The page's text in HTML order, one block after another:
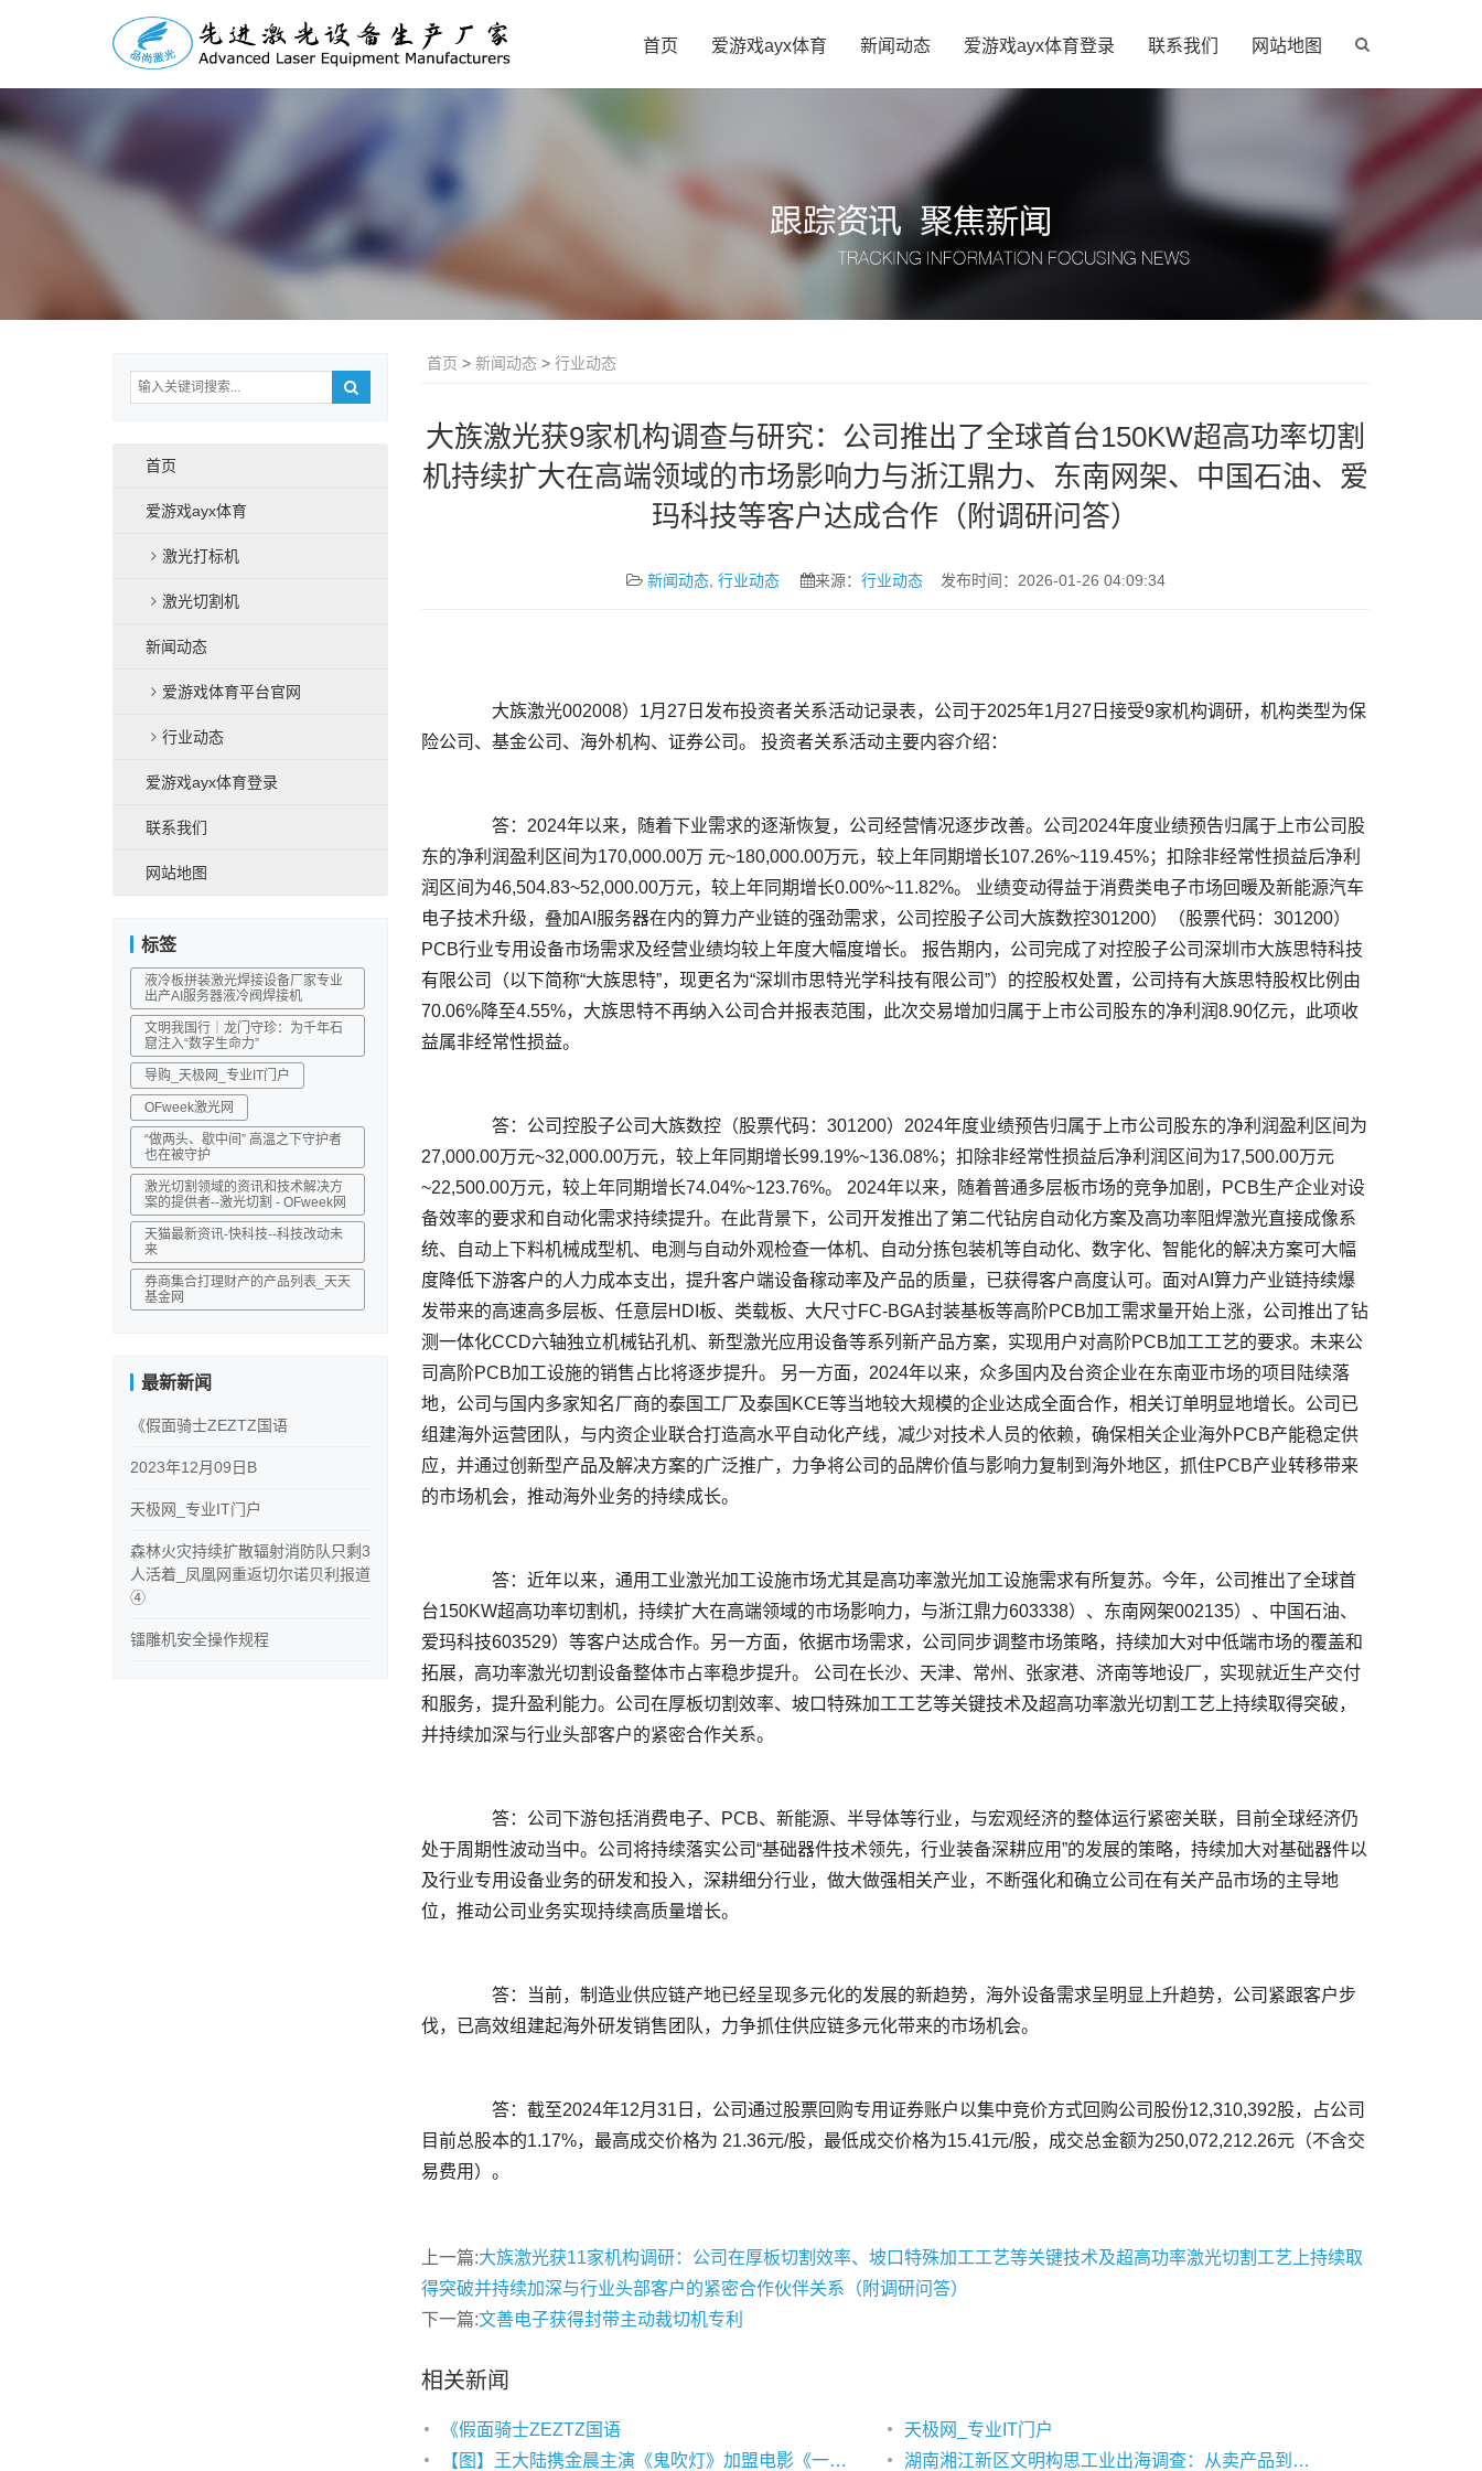
首页 爱游戏ayx体育 新闻动态 爱游戏ayx体育登录 联系我们 网站地图
首页 > 新闻动态 > 行业动态
大族激光获9家机构调查与研究：公司推出了全球首台150KW超高功率切割
机持续扩大在高端领域的市场影响力与浙江鼎力、东南网架、中国石油、爱
玛科技等客户达成合作（附调研问答）
新闻动态, 行业动态 来源： 行业动态发布时间：2026-01-26 04:09:34
东的净利润盈利区间为170,000.00万 元~180,000.00万元，较上年同期增长107.26%~119.45%；扣除非经常性损益后净利
润区间为46,504.83~52,000.00万元，较上年同期增长0.00%~11.82%。 业绩变动得益于消费类电子市场回暖及新能源汽车
电子技术升级，叠加AI服务器在内的算力产业链的强劲需求，公司控股子公司大族数控301200）（股票代码：301200）
PCB行业专用设备市场需求及经营业绩均较上年度大幅度增长。 报告期内，公司完成了对控股子公司深圳市大族思特科技
有限公司（以下简称“大族思特”，现更名为“深圳市思特光学科技有限公司”）的控股权处置，公司持有大族思特股权比例由
70.06%降至4.55%，大族思特不再纳入公司合并报表范围，此次交易增加归属于上市公司股东的净利润8.90亿元，此项收
27,000.00万元~32,000.00万元，较上年同期增长99.19%~136.08%；扣除非经常性损益后净利润区间为17,500.00万元
~22,500.00万元，较上年同期增长74.04%~123.76%。 2024年以来，随着普通多层板市场的竞争加剧，PCB生产企业对设
备效率的要求和自动化需求持续提升。在此背景下，公司开发推出了第二代钻房自动化方案及高功率阻焊激光直接成像系
统、自动上下料机械成型机、电测与自动外观检查一体机、自动分拣包装机等自动化、数字化、智能化的解决方案可大幅
度降低下游客户的人力成本支出，提升客户端设备稼动率及产品的质量，已获得客户高度认可。面对AI算力产业链持续爆
发带来的高速高多层板、任意层HDI板、类载板、大尺寸FC-BGA封装基板等高阶PCB加工需求量开始上涨，公司推出了钻
测一体化CCD六轴独立机械钻孔机、新型激光应用设备等系列新产品方案，实现用户对高阶PCB加工工艺的要求。未来公
司高阶PCB加工设施的销售占比将逐步提升。 另一方面，2024年以来，众多国内及台资企业在东南亚市场的项目陆续落
地，公司与国内多家知名厂商的泰国工厂及泰国KCE等当地较大规模的企业达成全面合作，相关订单明显地增长。公司已
组建海外运营团队，与内资企业联合打造高水平自动化产线，减少对技术人员的依赖，确保相关企业海外PCB产能稳定供
应，并通过创新型产品及解决方案的广泛推广，力争将公司的品牌价值与影响力复制到海外地区，抓住PCB产业转移带来
台150KW超高功率切割机，持续扩大在高端领域的市场影响力，与浙江鼎力603338）、东南网架002135）、中国石油、
爱玛科技603529）等客户达成合作。另一方面，依据市场需求，公司同步调整市场策略，持续加大对中低端市场的覆盖和
拓展，高功率激光切割设备整体市占率稳步提升。 公司在长沙、天津、常州、张家港、济南等地设厂，实现就近生产交付
和服务，提升盈利能力。公司在厚板切割效率、坡口特殊加工工艺等关键技术及超高功率激光切割工艺上持续取得突破，
处于周期性波动当中。公司将持续落实公司“基础器件技术领先，行业装备深耕应用”的发展的策略，持续加大对基础器件以
及行业专用设备业务的研发和投入，深耕细分行业，做大做强相关产业，不断强化和确立公司在有关产品市场的主导地
目前总股本的1.17%，最高成交价格为 21.36元/股，最低成交价格为15.41元/股，成交总金额为250,072,212.26元（不含交
上一篇:大族激光获11家机构调研：公司在厚板切割效率、坡口特殊加工工艺等关键技术及超高功率激光切割工艺上持续取
得突破并持续加深与行业头部客户的紧密合作伙伴关系（附调研问答）
下一篇:文善电子获得封带主动裁切机专利
相关新闻
《假面骑士ZEZTZ国语
天极网_专业IT门户
【图】王大陆携金晨主演《鬼吹灯》加盟电影《一万公里》热血追梦
湖南湘江新区文明构思工业出海调查：从卖产品到输出构思出产力
首页
爱游戏ayx体育
激光打标机
激光切割机
新闻动态
爱游戏体育平台官网
行业动态
爱游戏ayx体育登录
联系我们
网站地图
标签
液冷板拼装激光焊接设备厂家专业
出产AI服务器液冷阀焊接机
文明我国行｜龙门守珍：为千年石
窟注入“数字生命力”
导购_天极网_专业IT门户
OFweek激光网
“做两头、歇中间” 高温之下守护者
也在被守护
激光切割领域的资讯和技术解决方
案的提供者--激光切割 - OFweek网
天猫最新资讯-快科技--科技改动未
来
券商集合打理财产的产品列表_天天
基金网
最新新闻
《假面骑士ZEZTZ国语
2023年12月09日B
天极网_专业IT门户
森林火灾持续扩散辐射消防队只剩3
人活着_凤凰网重返切尔诺贝利报道
④
镭雕机安全操作规程